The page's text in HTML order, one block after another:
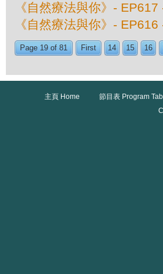
《自然療法與你》-
《自然療法與你》-
Page 19 of 81 First 14 15 16
主頁 Home 節目表 Program